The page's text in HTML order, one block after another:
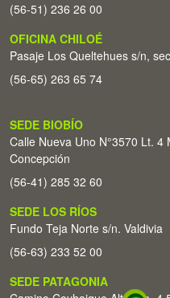
(56-51) 236 26 00
OFICINA CHILOÉ
Pasaje Los Queltehues s/n,
(56-65) 263 65 74
SEDE BIOBÍO
Calle Nueva Uno N°3570 Lt.
Concepción
(56-41) 285 32 60
SEDE LOS RÍOS
Fundo Teja Norte s/n. Valdivia
(56-63) 233 52 00
SEDE PATAGONIA